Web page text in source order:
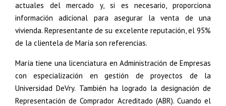
actuales del mercado y, si es necesario, proporciona
información adicional para asegurar la venta de una
vivienda. Representante de su excelente reputación, el 95%
de la clientela de María son referencias.
María tiene una licenciatura en Administración de Empresas
con especialización en gestión de proyectos de la
Universidad DeVry. También ha logrado la designación de
Representación de Comprador Acreditado (ABR). Cuando el